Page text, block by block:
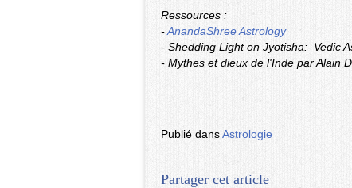
Ressources :
-AnandaShree Astrology
- Shedding Light on Jyotisha: Vedic
- Mythes et dieux de l'Inde par Alain
Publié dansAstrologie
Partager cet article